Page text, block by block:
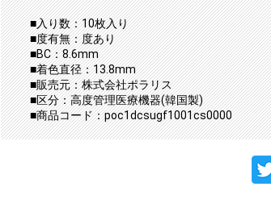
■入り数：10枚入り
■度有無：度あり
■BC：8.6mm
■着色直径：13.8mm
■販売元：株式会社ポラリス
■区分：高度管理医療機器(韓国製)
■商品コード：poc1dcsugf1001cs0000